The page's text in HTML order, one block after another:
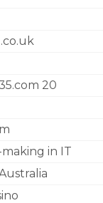
20
in IT